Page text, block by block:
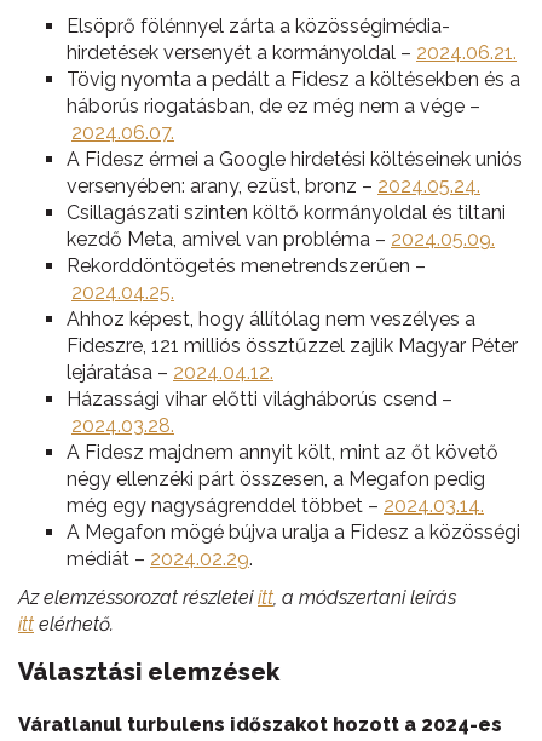
Elsöprő fölénnyel zárta a közösségimédia-
hirdetések versenyét a kormányoldal – 2024.06.21.
Tövig nyomta a pedált a Fidesz a költésekben és a
háborús riogatásban, de ez még nem a vége –
2024.06.07.
A Fidesz érmei a Google hirdetési költéseinek uniós
versenyében: arany, ezüst, bronz – 2024.05.24.
Csillagászati szinten költő kormányoldal és tiltani
kezdő Meta, amivel van probléma – 2024.05.09.
Rekorddöntögetés menetrendszerűen –
2024.04.25.
Ahhoz képest, hogy állítólag nem veszélyes a
Fideszre, 121 milliós össztűzzel zajlik Magyar Péter
lejáratása – 2024.04.12.
Házassági vihar előtti világháborús csend –
2024.03.28.
A Fidesz majdnem annyit költ, mint az őt követő
négy ellenzéki párt összesen, a Megafon pedig
még egy nagyságrenddel többet – 2024.03.14.
A Megafon mögé bújva uralja a Fidesz a közösségi
médiát – 2024.02.29.
Az elemzéssorozat részleteiitt, a módszertani leírás
itt elérhető.
Választási elemzések
Váratlanul turbulens időszakot hozott a 2024-es